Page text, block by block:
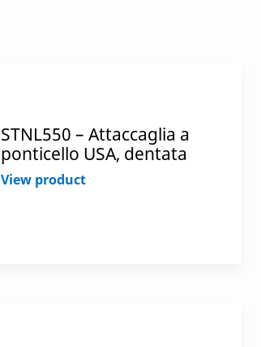
STNL550 – Attaccaglia a
ponticello USA, dentata
View product